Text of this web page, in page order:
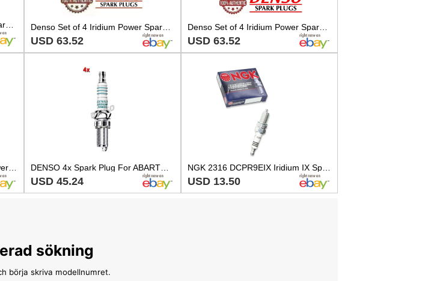
Denso Set of 4 Iridium Power Spark Plugs Gap 0.035 For Dodge Fiat Jeep 1.4L L4 Denso Set of 4 Iridium Power Spark Plugs Gap 0.035 For Dodge Fiat Jeep 1.4L L4
USD 63.52
Denso Set of 4 Iridium Power Spark Plugs Gap 0.035 For Dodge Fiat Jeep 1.4L L4
USD 63.52
4 Spark Plugs Denso Iridium Power Abarth 500 Fiat 500L 500X 1.4 Turbo DENSO 4x Spark Plug For ABARTH ALFA ROMEO APRILIA BMW BUELL 0.5-6.0L 1987-2020
USD 45.24
NGK 2316 DCPR9EIX Iridium IX Spark Plug for XU27EPR-ZU RA59PP RA4HCX IXU27 de
USD 13.50
sökning
börja skriva modellnumret.